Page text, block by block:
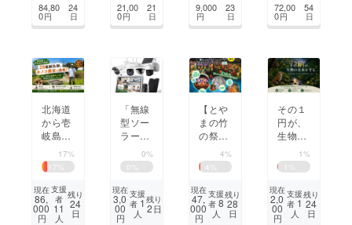
84,80
0円
24
日
21,00
0円
21
日
9,000
円
23
日
ランド
化した
72,00
0円
54
日
北海道
から壱
岐島へ
移住し
た鍼灸
師が、
島の廃
ハウス
できの
17%
17
現在
86,
000
円
支援
者
11
人
残り
24
日
「無線
型ソー
ラーカ
メラを
活用し
た防犯
対策」
0%
0
現在
3,0
00
円
支援
者 1
人
残り
2日
【とや
まの竹
の祭
典】放
置竹林
を未来
の資源
へ！9/
26開催
4%
4
現在
47,
000
円
支援
者 8
人
残り
28
日
その１
円が、
生物の
未来を
守る。
～県民
参加型
環境保
全プロ
1%
1
現在
2,0
00
円
支援
者 1
人
残り
24
日